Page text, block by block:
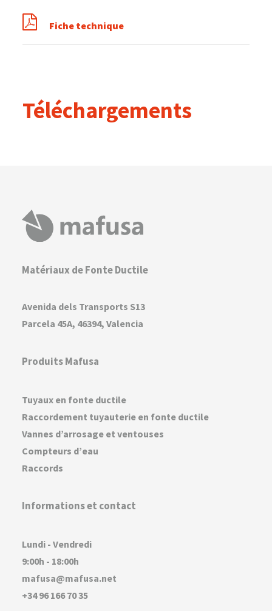
Téléchargements
Fiche technique
Matériaux de Fonte Ductile
Avenida dels Transports S13
Parcela 45A, 46394, Valencia
Produits Mafusa
Tuyaux en fonte ductile
Raccordement tuyauterie en fonte ductile
Vannes d’arrosage et ventouses
Compteurs d’eau
Raccords
Informations et contact
Lundi - Vendredi
9:00h - 18:00h
mafusa@mafusa.net
+34 96 166 70 35